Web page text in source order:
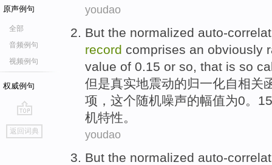
原声例句
全部
音频例句
视频例句
权威例句
go
top
返回词典
youdao
But the normalized auto-
record comprises an obviously
value of 0.15 or so, that is so
但是真实地震动的归一化自相关
项，这个随机噪声的幅值为0。15
机特性。
youdao
But the normalized auto-